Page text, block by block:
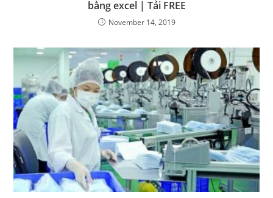
bằng excel | Tải FREE
November 14, 2019